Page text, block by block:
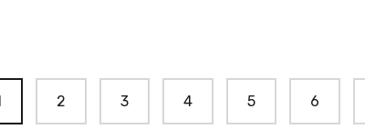
2 3 4 5 6